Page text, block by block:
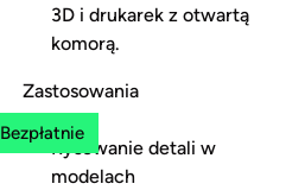
Bezpłatnie
3D i drukarek z otwartą
komorą.
Zastosowania
Rysowanie detali w
modelach